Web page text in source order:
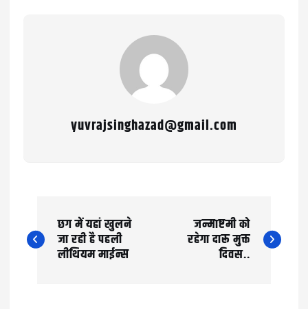
yuvrajsinghazad@gmail.com
o
छग में यहां खुलने
जा रही है पहली
लीथियम माईन्स
जन्माष्टमी को
रहेगा दारू मुक्त
दिवस..